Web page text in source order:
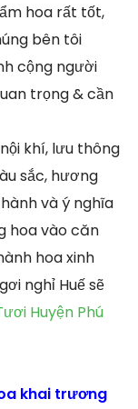
hoa rất tốt,
bên tôi
cộng người
trọng & cần
khí, lưu thông
sắc, hương
và ý nghĩa
hoa vào căn
hoa xinh
nghỉ Huế sẽ
Huyện Phú
khai trương